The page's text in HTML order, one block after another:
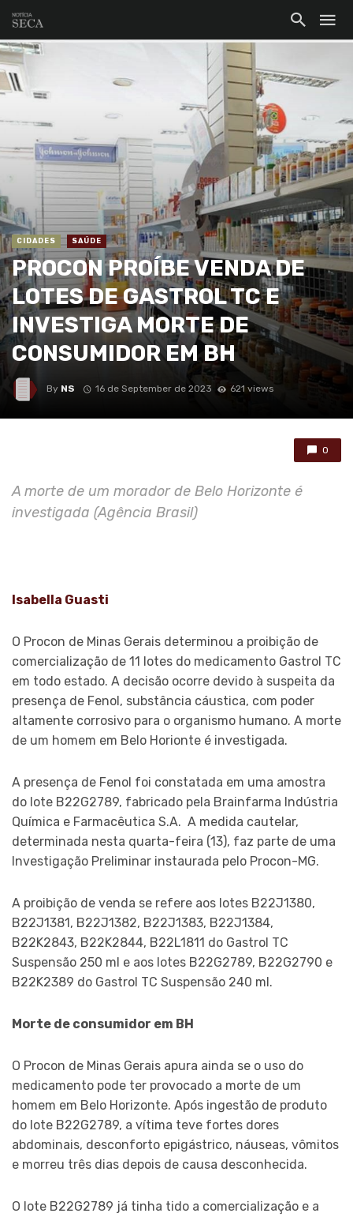
CIDADES SAÚDE
PROCON PROÍBE VENDA DE
LOTES DE GASTROL TC E
INVESTIGA MORTE DE
CONSUMIDOR EM BH
By NS 16 de September de 2023 621 views
0
A morte de um morador de Belo Horizonte é
investigada (Agência Brasil)
Isabella Guasti
O Procon de Minas Gerais determinou a proibição de
comercialização de 11 lotes do medicamento Gastrol TC
em todo estado. A decisão ocorre devido à suspeita da
presença de Fenol, substância cáustica, com poder
altamente corrosivo para o organismo humano. A morte
de um homem em Belo Horionte é investigada.
A presença de Fenol foi constatada em uma amostra
do lote B22G2789, fabricado pela Brainfarma Indústria
Química e Farmacêutica S.A. A medida cautelar,
determinada nesta quarta-feira (13), faz parte de uma
Investigação Preliminar instaurada pelo Procon-MG.
A proibição de venda se refere aos lotes B22J1380,
B22J1381, B22J1382, B22J1383, B22J1384,
B22K2843, B22K2844, B22L1811 do Gastrol TC
Suspensão 250 ml e aos lotes B22G2789, B22G2790 e
B22K2389 do Gastrol TC Suspensão 240 ml.
Morte de consumidor em BH
O Procon de Minas Gerais apura ainda se o uso do
medicamento pode ter provocado a morte de um
homem em Belo Horizonte. Após ingestão de produto
do lote B22G2789, a vítima teve fortes dores
abdominais, desconforto epigástrico, náuseas, vômitos
e morreu três dias depois de causa desconhecida.
O lote B22G2789 já tinha tido a comercialização e a